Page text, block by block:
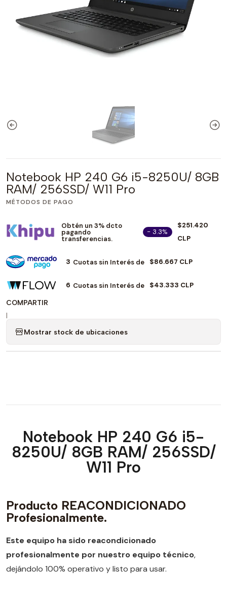
Notebook HP 240 G6 i5-8250U/ 8GB
RAM/ 256SSD/ W11 Pro
MÉTODOS DE PAGO
Obtén un 3% dcto
pagando
transferencias.
- 3.3%
$251.420
CLP
3 Cuotas sin Interés de $86.667 CLP
6 Cuotas sin Interés de $43.333 CLP
COMPARTIR
|
Mostrar stock de ubicaciones
Notebook HP 240 G6 i5-
8250U/ 8GB RAM/ 256SSD/
W11 Pro
Producto REACONDICIONADO
Profesionalmente.
Este equipo ha sido reacondicionado
profesionalmente por nuestro equipo técnico,
dejándolo 100% operativo y listo para usar.